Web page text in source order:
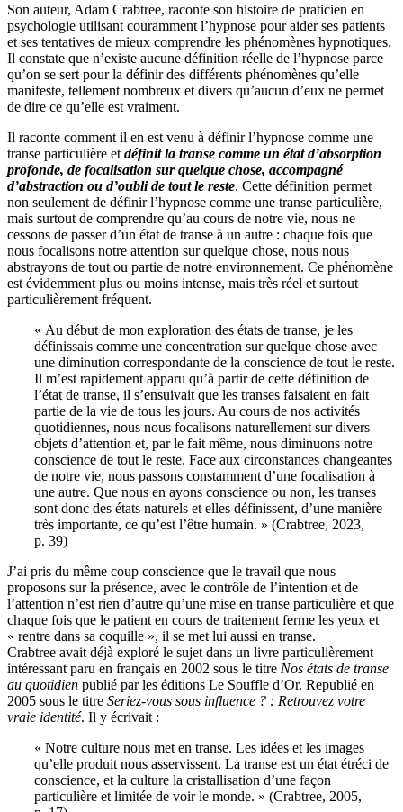
Son auteur, Adam Crabtree, raconte son histoire de praticien en
psychologie utilisant couramment l’hypnose pour aider ses patients
et ses tentatives de mieux comprendre les phénomènes hypnotiques.
Il constate que n’existe aucune définition réelle de l’hypnose parce
qu’on se sert pour la définir des différents phénomènes qu’elle
manifeste, tellement nombreux et divers qu’aucun d’eux ne permet
de dire ce qu’elle est vraiment.
Il raconte comment il en est venu à définir l’hypnose comme une
transe particulière et définit la transe comme un état d’absorption
profonde, de focalisation sur quelque chose, accompagné
d’abstraction ou d’oubli de tout le reste. Cette définition permet
non seulement de définir l’hypnose comme une transe particulière,
mais surtout de comprendre qu’au cours de notre vie, nous ne
cessons de passer d’un état de transe à un autre : chaque fois que
nous focalisons notre attention sur quelque chose, nous nous
abstrayons de tout ou partie de notre environnement. Ce phénomène
est évidemment plus ou moins intense, mais très réel et surtout
particulièrement fréquent.
« Au début de mon exploration des états de transe, je les
définissais comme une concentration sur quelque chose avec
une diminution correspondante de la conscience de tout le reste.
Il m’est rapidement apparu qu’à partir de cette définition de
l’état de transe, il s’ensuivait que les transes faisaient en fait
partie de la vie de tous les jours. Au cours de nos activités
quotidiennes, nous nous focalisons naturellement sur divers
objets d’attention et, par le fait même, nous diminuons notre
conscience de tout le reste. Face aux circonstances changeantes
de notre vie, nous passons constamment d’une focalisation à
une autre. Que nous en ayons conscience ou non, les transes
sont donc des états naturels et elles définissent, d’une manière
très importante, ce qu’est l’être humain. » (Crabtree, 2023,
p. 39)
J’ai pris du même coup conscience que le travail que nous
proposons sur la présence, avec le contrôle de l’intention et de
l’attention n’est rien d’autre qu’une mise en transe particulière et que
chaque fois que le patient en cours de traitement ferme les yeux et
« rentre dans sa coquille », il se met lui aussi en transe.
Crabtree avait déjà exploré le sujet dans un livre particulièrement
intéressant paru en français en 2002 sous le titre Nos états de transe
au quotidien publié par les éditions Le Souffle d’Or. Republié en
2005 sous le titre Seriez-vous sous influence ? : Retrouvez votre
vraie identité. Il y écrivait :
« Notre culture nous met en transe. Les idées et les images
qu’elle produit nous asservissent. La transe est un état étréci de
conscience, et la culture la cristallisation d’une façon
particulière et limitée de voir le monde. » (Crabtree, 2005,